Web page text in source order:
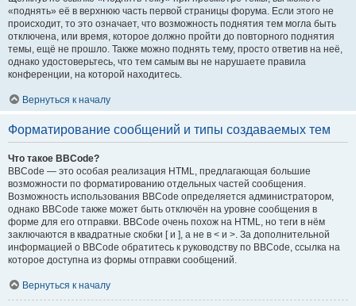
«поднять» её в верхнюю часть первой страницы форума. Если этого не
происходит, то это означает, что возможность поднятия тем могла быть
отключена, или время, которое должно пройти до повторного поднятия
темы, ещё не прошло. Также можно поднять тему, просто ответив на неё,
однако удостоверьтесь, что тем самым вы не нарушаете правила
конференции, на которой находитесь.
Вернуться к началу
Форматирование сообщений и типы создаваемых тем
Что такое BBCode?
BBCode — это особая реализация HTML, предлагающая большие
возможности по форматированию отдельных частей сообщения.
Возможность использования BBCode определяется администратором,
однако BBCode также может быть отключён на уровне сообщения в
форме для его отправки. BBCode очень похож на HTML, но теги в нём
заключаются в квадратные скобки [ и ], а не в < и >. За дополнительной
информацией о BBCode обратитесь к руководству по BBCode, ссылка на
которое доступна из формы отправки сообщений.
Вернуться к началу